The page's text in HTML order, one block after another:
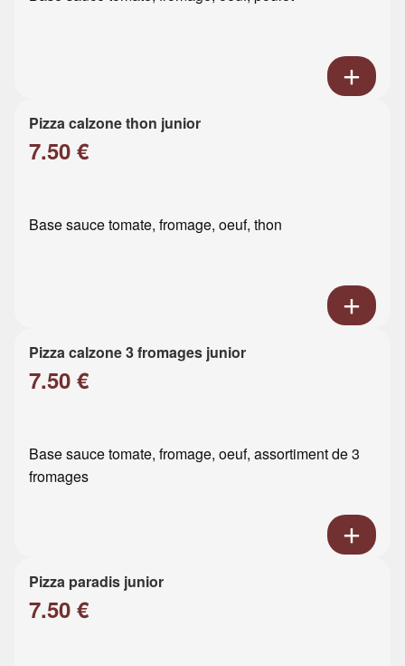
Pizza calzone thon junior
7.50 €
Base sauce tomate, fromage, oeuf, thon
Pizza calzone 3 fromages junior
7.50 €
Base sauce tomate, fromage, oeuf, assortiment de 3
fromages
Pizza paradis junior
7.50 €